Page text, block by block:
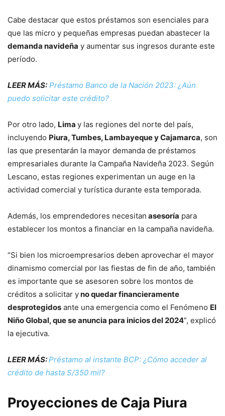
Cabe destacar que estos préstamos son esenciales para
que las micro y pequeñas empresas puedan abastecer la
demanda navideña y aumentar sus ingresos durante este
período.
LEER MÁS: Préstamo Banco de la Nación 2023: ¿Aún
puedo solicitar este crédito?
Por otro lado, Lima y las regiones del norte del país,
incluyendo Piura, Tumbes, Lambayeque y Cajamarca, son
las que presentarán la mayor demanda de préstamos
empresariales durante la Campaña Navideña 2023. Según
Lescano, estas regiones experimentan un auge en la
actividad comercial y turística durante esta temporada.
Además, los emprendedores necesitan asesoría para
establecer los montos a financiar en la campaña navideña.
“Si bien los microempresarios deben aprovechar el mayor
dinamismo comercial por las fiestas de fin de año, también
es importante que se asesoren sobre los montos de
créditos a solicitar yno quedar financieramente
desprotegidos ante una emergencia como el Fenómeno El
Niño Global, que se anuncia para inicios del 2024”, explicó
la ejecutiva.
LEER MÁS:Préstamo al instante BCP: ¿Cómo acceder al
crédito de hasta S/350 mil?
Proyecciones de Caja Piura